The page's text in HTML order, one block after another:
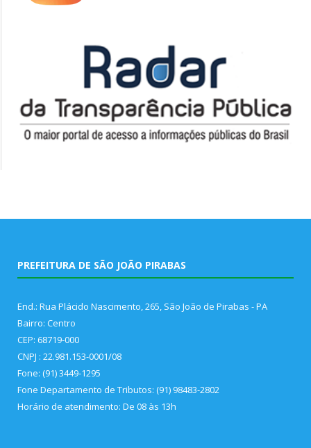
PREFEITURA DE SÃO JOÃO PIRABAS
End.: Rua Plácido Nascimento, 265, São João de Pirabas - PA
Bairro: Centro
CEP: 68719-000
CNPJ : 22.981.153-0001/08
Fone: (91) 3449-1295
Fone Departamento de Tributos: (91) 98483-2802
Horário de atendimento: De 08 às 13h